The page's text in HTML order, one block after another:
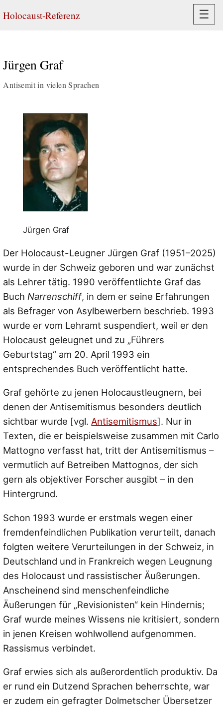
Holocaust-Referenz ☰
Jürgen Graf
Antisemit in vielen Sprachen
Jürgen Graf
Der Holocaust-Leugner Jürgen Graf (1951–2025)
wurde in der Schweiz geboren und war zunächst
als Lehrer tätig. 1990 veröffentlichte Graf das
Buch Narrenschiff, in dem er seine Erfahrungen
als Befrager von Asylbewerbern beschrieb. 1993
wurde er vom Lehramt suspendiert, weil er den
Holocaust geleugnet und zu „Führers
Geburtstag“ am 20. April 1993 ein
entsprechendes Buch veröffentlicht hatte.
Graf gehörte zu jenen Holocaustleugnern, bei
denen der Antisemitismus besonders deutlich
sichtbar wurde [vgl. Antisemitismus]. Nur in
Texten, die er beispielsweise zusammen mit Carlo
Mattogno verfasst hat, tritt der Antisemitismus –
vermutlich auf Betreiben Mattognos, der sich
gern als objektiver Forscher ausgibt – in den
Hintergrund.
Schon 1993 wurde er erstmals wegen einer
fremdenfeindlichen Publikation verurteilt, danach
folgten weitere Verurteilungen in der Schweiz, in
Deutschland und in Frankreich wegen Leugnung
des Holocaust und rassistischer Äußerungen.
Anscheinend sind menschenfeindliche
Äußerungen für „Revisionisten“ kein Hindernis;
Graf wurde meines Wissens nie kritisiert, sondern
in jenen Kreisen wohlwollend aufgenommen.
Rassismus verbindet.
Graf erwies sich als außerordentlich produktiv. Da
er rund ein Dutzend Sprachen beherrschte, war
er zudem ein gefragter Dolmetscher Übersetzer